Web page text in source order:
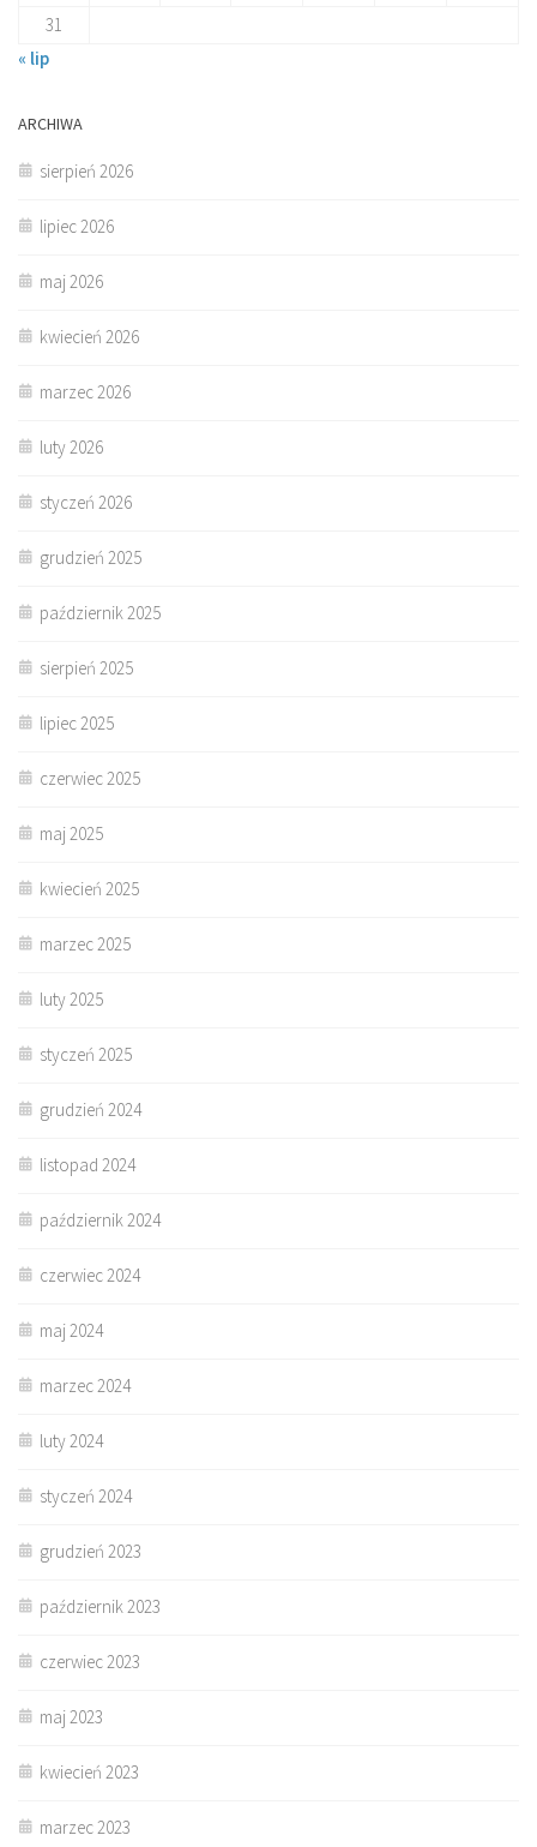
31
« lip
ARCHIWA
sierpień 2026
lipiec 2026
maj 2026
kwiecień 2026
marzec 2026
luty 2026
styczeń 2026
grudzień 2025
październik 2025
sierpień 2025
lipiec 2025
czerwiec 2025
maj 2025
kwiecień 2025
marzec 2025
luty 2025
styczeń 2025
grudzień 2024
listopad 2024
październik 2024
czerwiec 2024
maj 2024
marzec 2024
luty 2024
styczeń 2024
grudzień 2023
październik 2023
czerwiec 2023
maj 2023
kwiecień 2023
marzec 2023